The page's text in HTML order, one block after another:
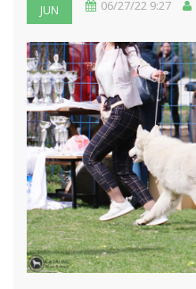
JUN 06/27/22 9:27